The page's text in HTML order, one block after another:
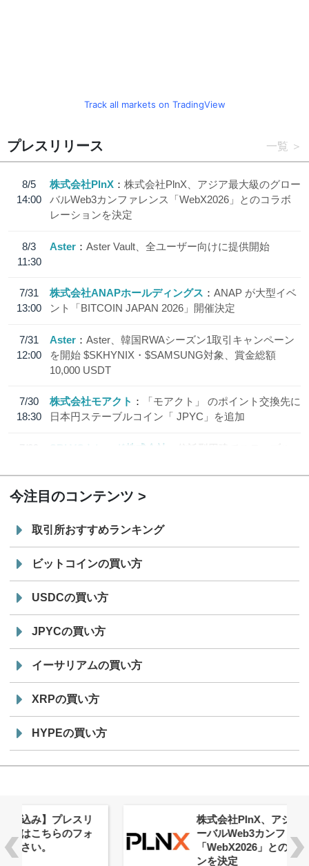
Track all markets on TradingView
プレスリリース 一覧
8/5
14:00
株式会社PlnX
株式会社PlnX、アジア最大級のグロー
バルWeb3カンファレンス「WebX2026」とのコラボ
レーションを決定
8/3
11:30
Aster Aster Vault、全ユーザー向けに提供開始
7/31
13:00
株式会社ANAPホールディングス
ANAP が大型イベ
ント「BITCOIN JAPAN 2026」開催決定
7/31
12:00
Aster
Aster、韓国RWAシーズン1取引キャンペーン
を開始 $SKHYNIX・$SAMSUNG対象、賞金総額
10,000 USDT
7/30
18:30
株式会社モアクト
「モアクト」 のポイント交換先に
日本円ステーブルコイン「 JPYC」を追加
7/29
SBI VCトレード株式会社
信託型円建てステーブル
今注目のコンテンツ
取引所おすすめランキング
ビットコインの買い方
USDCの買い方
JPYCの買い方
イーサリアムの買い方
XRPの買い方
HYPEの買い方
株式会社PlnX、アジア最大級のグロ
ーバルWeb3カンファレンス
「WebX2026」とのコラボレーショ